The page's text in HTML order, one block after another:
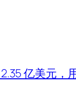
亿美元，